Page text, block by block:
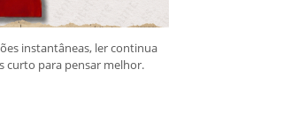
instantâneas, ler continua
curto para pensar melhor.